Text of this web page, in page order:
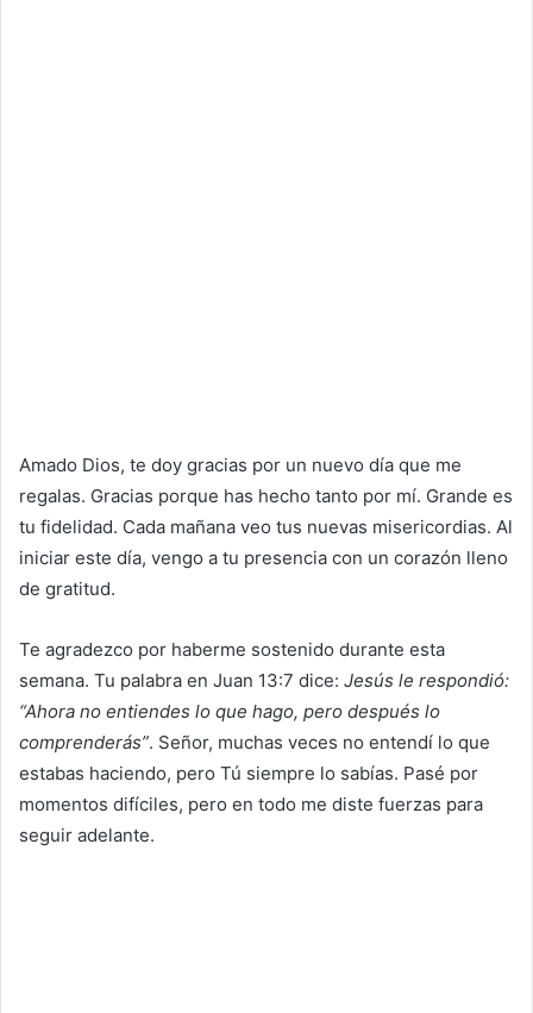
Amado Dios, te doy gracias por un nuevo día que me
regalas. Gracias porque has hecho tanto por mí. Grande es
tu fidelidad. Cada mañana veo tus nuevas misericordias. Al
iniciar este día, vengo a tu presencia con un corazón lleno
de gratitud.
Te agradezco por haberme sostenido durante esta
semana. Tu palabra en Juan 13:7 dice: Jesús le respondió:
“Ahora no entiendes lo que hago, pero después lo
comprenderás”. Señor, muchas veces no entendí lo que
estabas haciendo, pero Tú siempre lo sabías. Pasé por
momentos difíciles, pero en todo me diste fuerzas para
seguir adelante.